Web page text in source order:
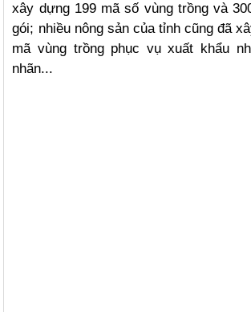
xây dựng 199 mã số vùng trồng và
gói; nhiều nông sản của tỉnh cũng đã
mã vùng trồng phục vụ xuất khẩu
nhãn...